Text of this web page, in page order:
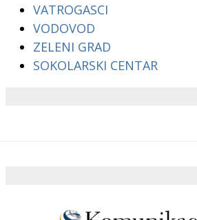
VATROGASCI
VODOVOD
ZELENI GRAD
SOKOLARSKI CENTAR